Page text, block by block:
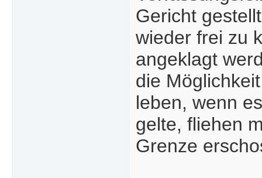
Gericht
wieder frei zu
angeklagt
die
leben, wenn
gelte, fliehen
Grenze